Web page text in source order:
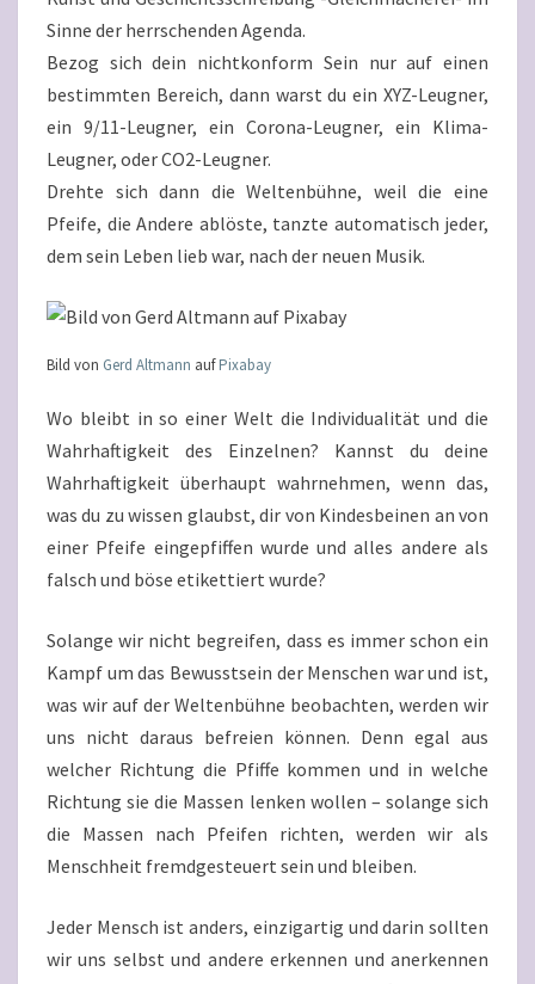
Sinne der herrschenden Agenda.
Bezog sich dein nichtkonform Sein nur auf einen
bestimmten Bereich, dann warst du ein XYZ-Leugner,
ein 9/11-Leugner, ein Corona-Leugner, ein Klima-
Leugner, oder CO2-Leugner.
Drehte sich dann die Weltenbühne, weil die eine
Pfeife, die Andere ablöste, tanzte automatisch jeder,
dem sein Leben lieb war, nach der neuen Musik.
Bild von Gerd Altmann aufPixabay
Wo bleibt in so einer Welt die Individualität und die
Wahrhaftigkeit des Einzelnen? Kannst du deine
Wahrhaftigkeit überhaupt wahrnehmen, wenn das,
was du zu wissen glaubst, dir von Kindesbeinen an von
einer Pfeife eingepfiffen wurde und alles andere als
falsch und böse etikettiert wurde?
Solange wir nicht begreifen, dass es immer schon ein
Kampf um das Bewusstsein der Menschen war und ist,
was wir auf der Weltenbühne beobachten, werden wir
uns nicht daraus befreien können. Denn egal aus
welcher Richtung die Pfiffe kommen und in welche
Richtung sie die Massen lenken wollen – solange sich
die Massen nach Pfeifen richten, werden wir als
Menschheit fremdgesteuert sein und bleiben.
Jeder Mensch ist anders, einzigartig und darin sollten
wir uns selbst und andere erkennen und anerkennen